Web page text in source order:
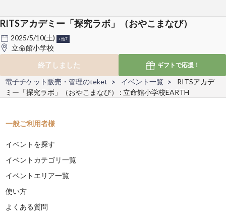
RITSアカデミー「探究ラボ」（おやこまなび）
2025/5/10(土) +他7
立命館小学校
終了しました
ギフトで応援！
電子チケット販売・管理のteket イベント一覧
RITSアカデ
ミー「探究ラボ」（おやこまなび） : 立命館小学校EARTH
一般ご利用者様
イベントを探す
イベントカテゴリ一覧
イベントエリア一覧
使い方
よくある質問